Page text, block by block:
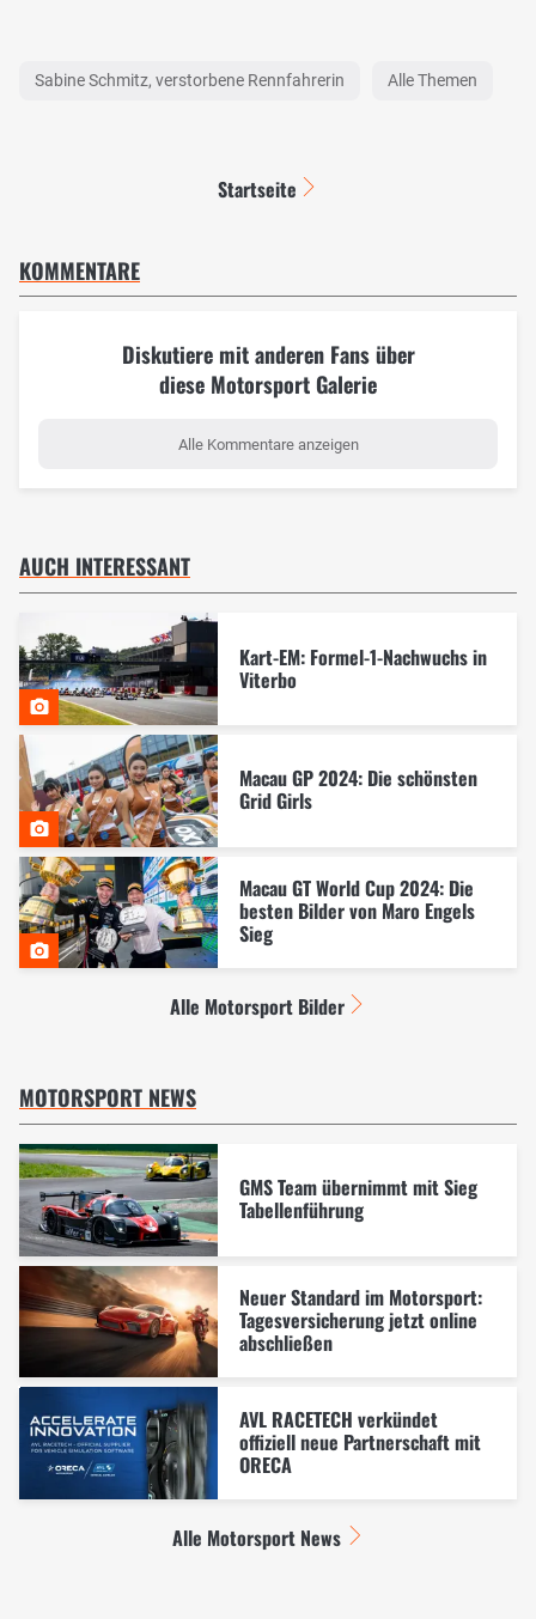
Sabine Schmitz, verstorbene Rennfahrerin Alle Themen
Startseite
KOMMENTARE
Diskutiere mit anderen Fans über
diese Motorsport Galerie
Alle Kommentare anzeigen
AUCH INTERESSANT
Kart-EM: Formel-1-Nachwuchs in
Viterbo
Macau GP 2024: Die schönsten
Grid Girls
Macau GT World Cup 2024: Die
besten Bilder von Maro Engels
Sieg
Alle Motorsport Bilder
MOTORSPORT NEWS
GMS Team übernimmt mit Sieg
Tabellenführung
Neuer Standard im Motorsport:
Tagesversicherung jetzt online
abschließen
AVL RACETECH verkündet
offiziell neue Partnerschaft mit
ORECA
Alle Motorsport News